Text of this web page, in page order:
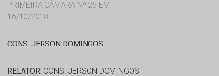
PRIMEIRA CÂMARA Nº 25 EM
16/10/2018
CONS. JERSON DOMINGOS
RELATOR: CONS. JERSON DOMINGOS